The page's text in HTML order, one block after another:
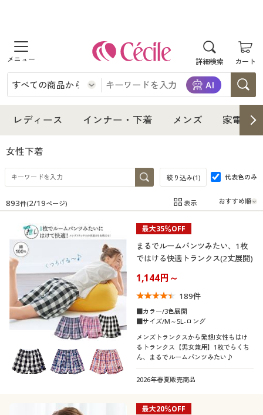
詳細検索 カート
商品を探す
レディース
レディースファッション
女性下着
インナー・下着
インナー・下着通販すべて
女性下着
メンズ下着
ジュニア・ティーンズ下着
メンズ
メンズ通販すべて
メンズファッション
メンズ下着
家電・雑貨
家電・雑貨すべて
家電
キッチン・雑貨・日用品
寝具・インテリア・家具
寝具・インテリア・家具通販すべて
家具・収納
寝具・ベッド
カーテン・ラグ・ファブリック
美容・健康
美容・健康通販すべて
美容・健康・サプリメント
制服・スクール
制服・スクールすべて
制服・学生服
ジュニア・ティーンズ下着
大きいサイズ
大きいサイズ通販すべて
大きいサイズ レディース服
大きいサイズ レディース下着
バーゲンセール
シークレットセール
詳細検索
商品カテゴリ一覧
レディース インナー・下着 メンズ 家電・
女性下着
絞り込み(1) 代表色のみ
在庫 在庫のある商品のみ表示
カテゴリ
口コミ
(4〜4.9)
(3〜3.9)
(2〜2.9)
893件(2/19ページ) 表示
最大35％OFF
まるでルームパンツみたい、1枚
ではける快適トランクス(2丈展開)
1,144円～
189件
■カラー/3色展開
■サイズ/M～5L-ロング
メンズトランクスから発想!女性もはけ
るトランクス【男女兼用】1枚でらくち
ん、まるでルームパンツみたい♪
2026年春夏販売商品
最大20％OFF